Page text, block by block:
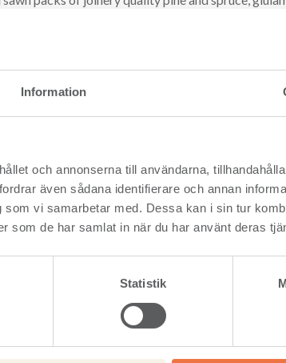
Information
och annonserna till användarna,
även sådana identifierare och annan
vi samarbetar med. Dessa kan i sin tur
som de har samlat in när du har använt deras
Statistik
supplying bulk softwood direct from Setra
to be able to see this content.